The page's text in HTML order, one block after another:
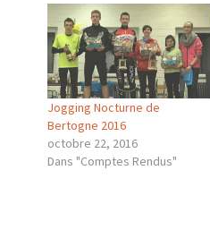
Jogging Nocturne de
Bertogne 2016
octobre 22, 2016
Dans "Comptes Rendus"